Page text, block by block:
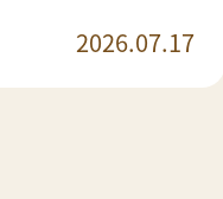
2026.07.17